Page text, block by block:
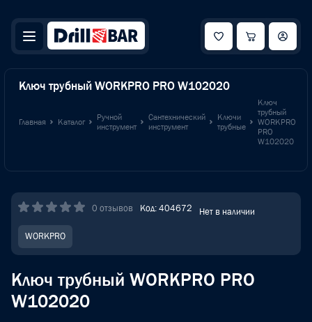
Ключ трубный WORKPRO PRO W102020
Главная Каталог
Ручной
инструмент
Сантехнический
инструмент
Ключи
трубные
Ключ
трубный
WORKPRO
PRO
W102020
0 отзывов Код: 404672 Нет в наличии
WORKPRO
Ключ трубный WORKPRO PRO
W102020